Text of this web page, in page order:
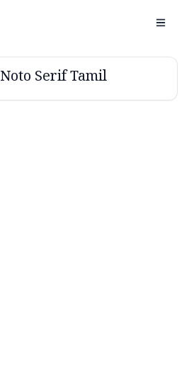
Noto Serif Tamil